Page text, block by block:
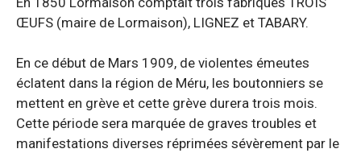
ŒUFS (maire de Lormaison), LIGNEZ et TABARY.
En ce début de Mars 1909, de violentes émeutes
éclatent dans la région de Méru, les boutonniers se
mettent en grève et cette grève durera trois mois.
Cette période sera marquée de graves troubles et
manifestations diverses réprimées sévèrement par le